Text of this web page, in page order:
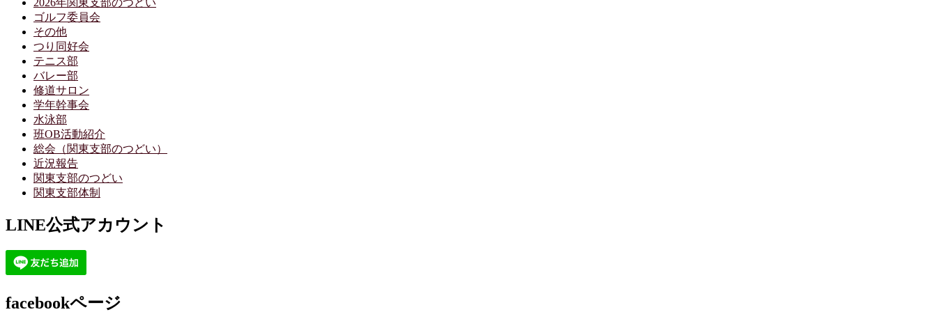
ゴルフ委員会
その他
つり同好会
テニス部
バレー部
修道サロン
学年幹事会
水泳部
班OB活動紹介
総会（関東支部のつどい）
近況報告
関東支部のつどい
関東支部体制
LINE公式アカウント
facebookページ